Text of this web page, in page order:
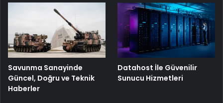
Savunma Sanayinde
Güncel, Doğru ve Teknik
Haberler
Datahost İle Güvenilir
Sunucu Hizmetleri